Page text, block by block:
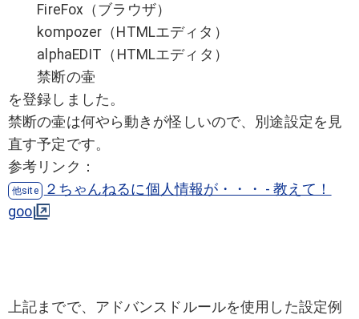
FireFox（ブラウザ）
kompozer（HTMLエディタ）
alphaEDIT（HTMLエディタ）
禁断の壷
を登録しました。
禁断の壷は何やら動きが怪しいので、別途設定を見
直す予定です。
参考リンク：
２ちゃんねるに個人情報が・・・ - 教えて！
goo
上記までで、アドバンスドルールを使用した設定例